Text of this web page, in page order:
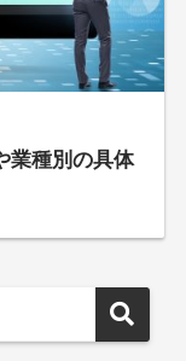
業種別の具体